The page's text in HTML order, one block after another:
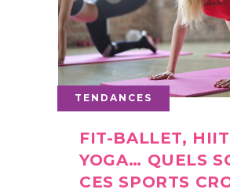
TENDANCES
FIT-BALLET,
YOGA… QUELS
CES SPORTS